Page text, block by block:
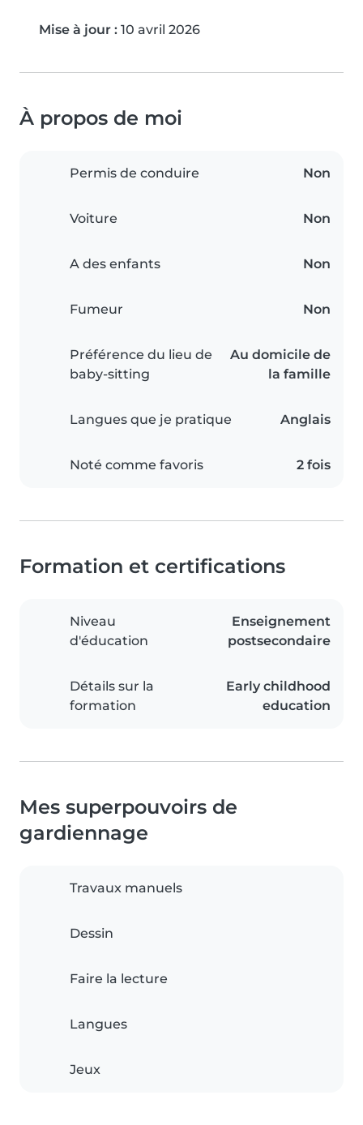
Mise à jour : 10 avril 2026
À propos de moi
Permis de conduire Non
Voiture Non
A des enfants Non
Fumeur Non
Préférence du lieu de
baby-sitting
Au domicile de
la famille
Langues que je pratique Anglais
Noté comme favoris 2 fois
Formation et certifications
Niveau
d'éducation
Enseignement
postsecondaire
Détails sur la
formation
Early childhood
education
Mes superpouvoirs de
gardiennage
Travaux manuels
Dessin
Faire la lecture
Langues
Jeux